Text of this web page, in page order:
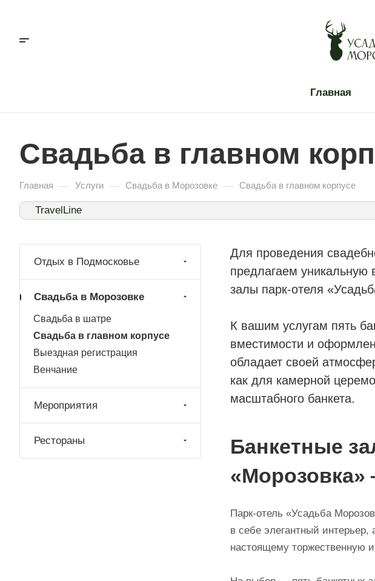
Главная
Свадьба в главном
Главная — Услуги — Свадьба в Морозовке — Свадьба в главном корпусе
TravelLine
Для проведения
предлагаем уникальную
залы парк-отеля
К вашим услугам пять
вместимости и
обладает своей
как для камерной
масштабного банкета.
Банкетные
Парк-отель «Усадьба
в себе элегантный интерьер,
настоящему торжественную
Отдых в Подмосковье
Свадьба в Морозовке
Свадьба в шатре
Свадьба в главном корпусе
Выездная регистрация
Венчание
Мероприятия
Рестораны